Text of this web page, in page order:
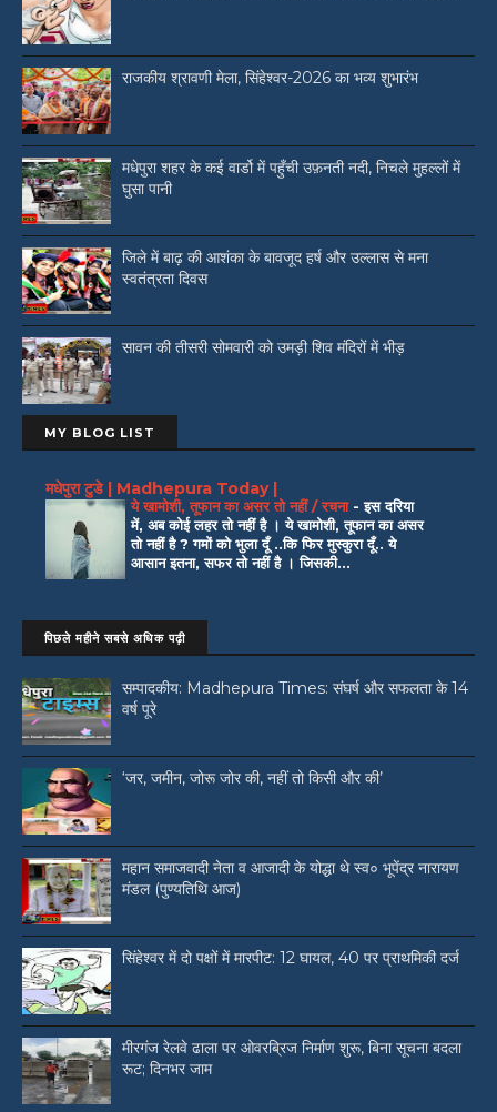
राजकीय श्रावणी मेला, सिंहेश्वर-2026 का भव्य शुभारंभ
मधेपुरा शहर के कई वार्डो में पहुँची उफ़नती नदी, निचले मुहल्लों में
घुसा पानी
जिले में बाढ़ की आशंका के बावजूद हर्ष और उल्लास से मना
स्वतंत्रता दिवस
सावन की तीसरी सोमवारी को उमड़ी शिव मंदिरों में भीड़
MY BLOG LIST
मधेपुरा टुडे | Madhepura Today |
ये खामोशी, तूफान का असर तो नहीं / रचना -इस दरिया
में, अब कोई लहर तो नहीं है । ये खामोशी, तूफान का असर
तो नहीं है ? गमों को भुला दूँ ..कि फिर मुस्कुरा दूँ.. ये
आसान इतना, सफर तो नहीं है । जिसकी...
पिछले महीने सबसे अधिक पढ़ी
सम्पादकीय: Madhepura Times: संघर्ष और सफलता के 14
वर्ष पूरे
‘जर, जमीन, जोरू जोर की, नहीं तो किसी और की’
महान समाजवादी नेता व आजादी के योद्धा थे स्व० भूपेंद्र नारायण
मंडल (पुण्यतिथि आज)
सिंहेश्वर में दो पक्षों में मारपीट: 12 घायल, 40 पर प्राथमिकी दर्ज
मीरगंज रेलवे ढाला पर ओवरब्रिज निर्माण शुरू, बिना सूचना बदला
रूट; दिनभर जाम